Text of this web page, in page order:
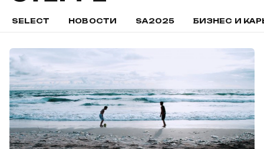
SELECT НОВОСТИ SA2025 БИЗНЕС И